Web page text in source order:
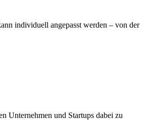
individuell angepasst werden – von der
Unternehmen und Startups dabei zu